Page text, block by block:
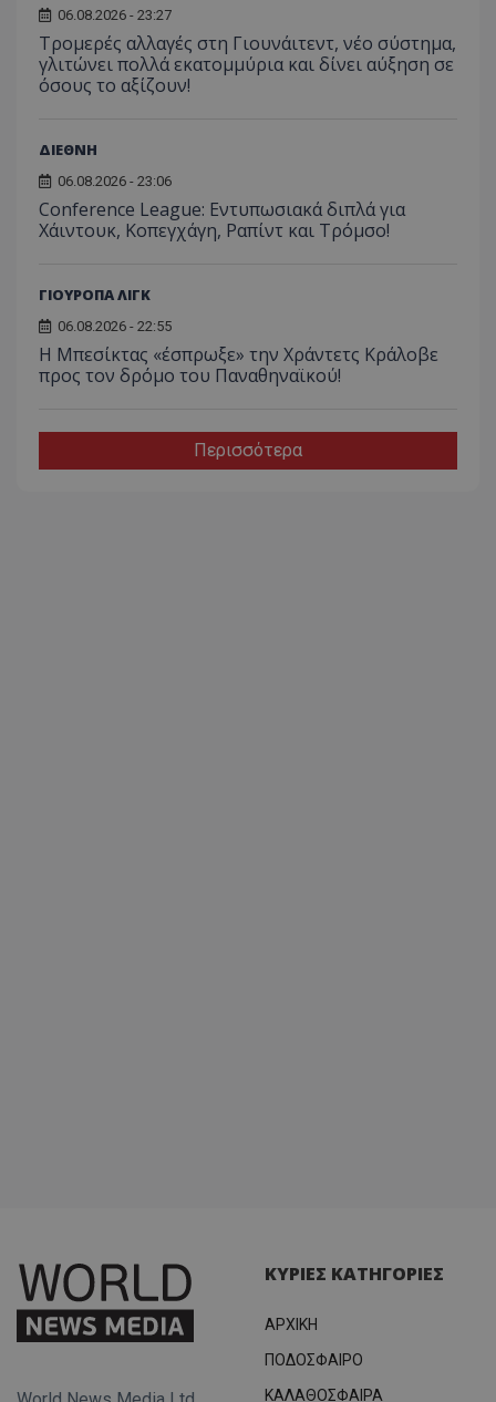
06.08.2026 - 23:27
Τρομερές αλλαγές στη Γιουνάιτεντ, νέο σύστημα,
γλιτώνει πολλά εκατομμύρια και δίνει αύξηση σε
όσους το αξίζουν!
ΔΙΕΘΝΗ
06.08.2026 - 23:06
Conference League: Εντυπωσιακά διπλά για
Χάιντουκ, Κοπεγχάγη, Ραπίντ και Τρόμσο!
ΓΙΟΥΡΟΠΑ ΛΙΓΚ
06.08.2026 - 22:55
Η Μπεσίκτας «έσπρωξε» την Χράντετς Κράλοβε
προς τον δρόμο του Παναθηναϊκού!
Περισσότερα
ΚΥΡΙΕΣ ΚΑΤΗΓΟΡΙΕΣ
ΑΡΧΙΚΗ
ΠΟΔΟΣΦΑΙΡΟ
ΚΑΛΑΘΟΣΦΑΙΡΑ